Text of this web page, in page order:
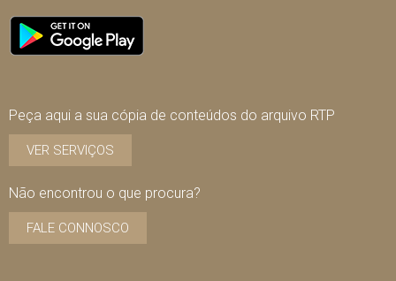
Peça aqui a sua cópia de conteúdos do arquivo RTP
VER SERVIÇOS
Não encontrou o que procura?
FALE CONNOSCO